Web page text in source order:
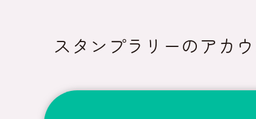
スタンプラリーのアカ